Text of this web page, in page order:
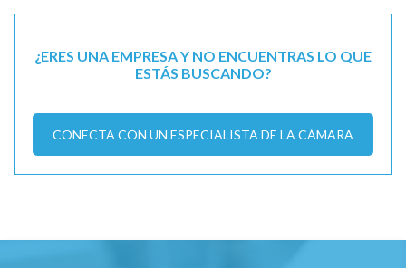
¿ERES UNA EMPRESA Y NO ENCUENTRAS LO QUE
ESTÁS BUSCANDO?
CONECTA CON UN ESPECIALISTA DE LA CÁMARA